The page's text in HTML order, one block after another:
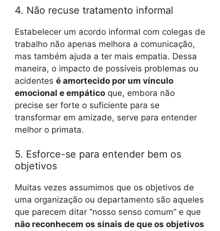
4. Não recuse tratamento informal
Estabelecer um acordo informal com colegas de
trabalho não apenas melhora a comunicação,
mas também ajuda a ter mais empatia. Dessa
maneira, o impacto de possíveis problemas ou
acidentes é amortecido por um vínculo
emocional e empático que, embora não
precise ser forte o suficiente para se
transformar em amizade, serve para entender
melhor o primata.
5. Esforce-se para entender bem os
objetivos
Muitas vezes assumimos que os objetivos de
uma organização ou departamento são aqueles
que parecem ditar “nosso senso comum” e que
não reconhecem os sinais de que os objetivos